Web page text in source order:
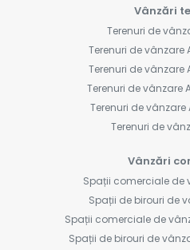
Vânzări
Terenuri de
Terenuri de vânzare
Terenuri de vânzare
Terenuri de vânzare
Terenuri de vânzare
Terenuri de
Vânzări
Spații comerciale de
Spații de birouri de
Spații comerciale de
Spații de birouri de